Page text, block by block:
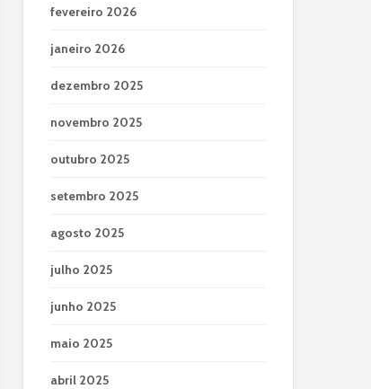
fevereiro 2026
janeiro 2026
dezembro 2025
novembro 2025
outubro 2025
setembro 2025
agosto 2025
julho 2025
junho 2025
maio 2025
abril 2025